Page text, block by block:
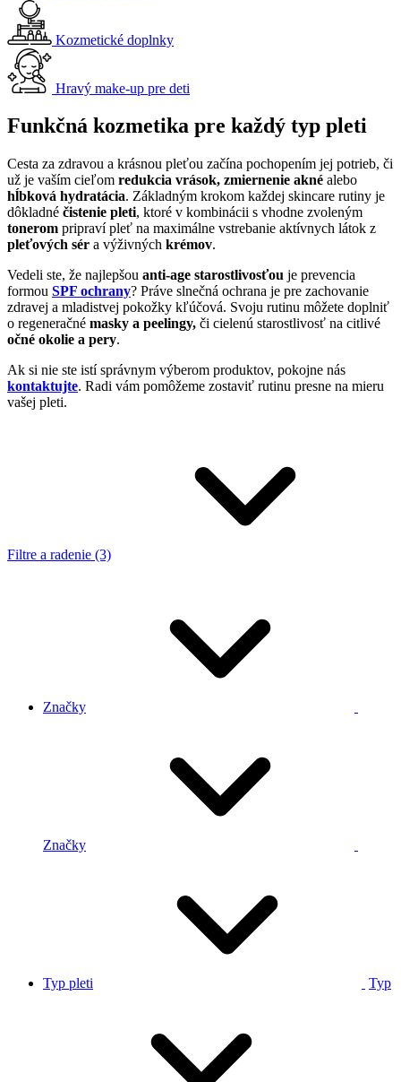
Kozmetické doplnky
Hravý make-up pre deti
Funkčná kozmetika pre každý typ pleti
Cesta za zdravou a krásnou pleťou začína pochopením jej potrieb, či
už je vaším cieľom redukcia vrások, zmiernenie akné alebo
hĺbková hydratácia. Základným krokom každej skincare rutiny je
dôkladné čistenie pleti, ktoré v kombinácii s vhodne zvoleným
tonerom pripraví pleť na maximálne vstrebanie aktívnych látok z
pleťových sér a výživných krémov.
Vedeli ste, že najlepšou anti-age starostlivosťou je prevencia
formou SPF ochrany? Práve slnečná ochrana je pre zachovanie
zdravej a mladistvej pokožky kľúčová. Svoju rutinu môžete doplniť
o regeneračné masky a peelingy, či cielenú starostlivosť na citlivé
očné okolie a pery.
Ak si nie ste istí správnym výberom produktov, pokojne nás
kontaktujte. Radi vám pomôžeme zostaviť rutinu presne na mieru
vašej pleti.
Filtre a radenie (3)
Značky
Značky
Typ pleti Typ